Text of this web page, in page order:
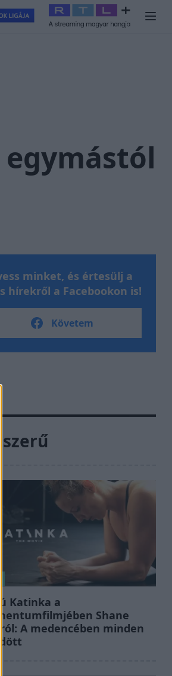
csatája 2026 #Celeb vagyok, ments
minket, és értesülj a
hírekről a Facebookon is!
Követem
Katinka a
Shane
A medencében minden